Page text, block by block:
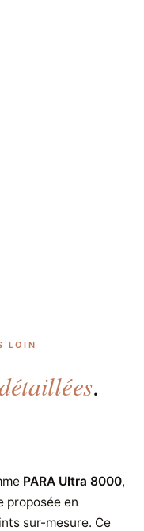
LOIN
.
PARA Ultra 8000,
proposée en
sur-mesure. Ce